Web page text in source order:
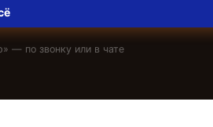
» — по звонку или в чате